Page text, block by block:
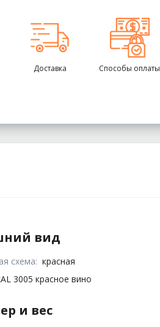
Доставка Способы оплаты
вид
схема: красная
3005 красное вино
и вес